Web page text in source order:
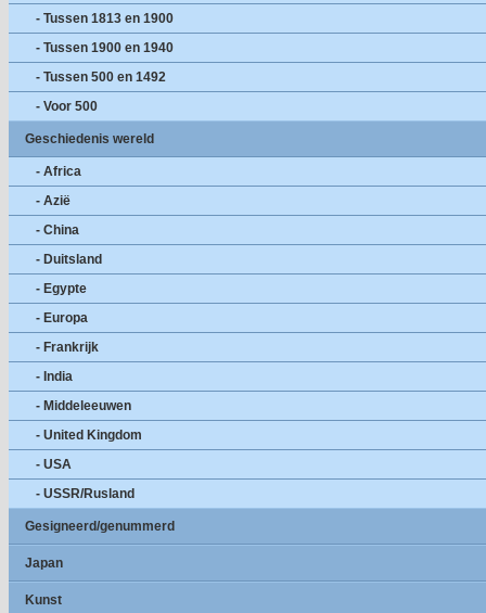
- Tussen 1813 en 1900
- Tussen 1900 en 1940
- Tussen 500 en 1492
- Voor 500
Geschiedenis wereld
- Africa
- Azië
- China
- Duitsland
- Egypte
- Europa
- Frankrijk
- India
- Middeleeuwen
- United Kingdom
- USA
- USSR/Rusland
Gesigneerd/genummerd
Japan
Kunst